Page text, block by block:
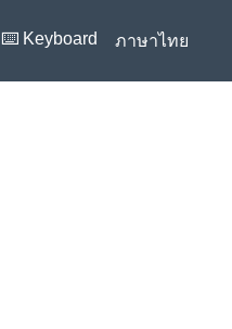
⌨️ Keyboard ภาษาไทย